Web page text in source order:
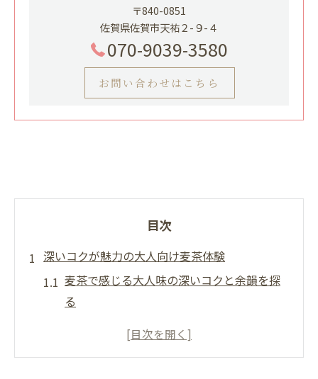
〒840-0851
佐賀県佐賀市天祐２-９-４
070-9039-3580
お問い合わせはこちら
目次
深いコクが魅力の大人向け麦茶体験
麦茶で感じる大人味の深いコクと余韻を探
る
香り薫る麦茶で楽しむ上質な大人の時間